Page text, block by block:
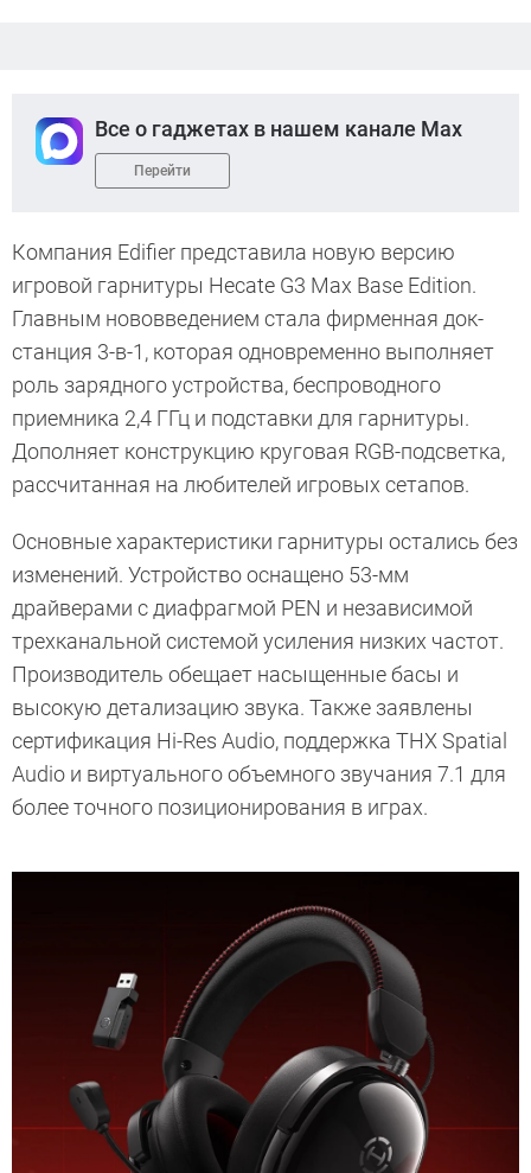
Все о гаджетах в нашем канале Max
Перейти
Компания Edifier представила новую версию
игровой гарнитуры Hecate G3 Max Base Edition.
Главным нововведением стала фирменная док-
станция 3-в-1, которая одновременно выполняет
роль зарядного устройства, беспроводного
приемника 2,4 ГГц и подставки для гарнитуры.
Дополняет конструкцию круговая RGB-подсветка,
рассчитанная на любителей игровых сетапов.
Основные характеристики гарнитуры остались без
изменений. Устройство оснащено 53-мм
драйверами с диафрагмой PEN и независимой
трехканальной системой усиления низких частот.
Производитель обещает насыщенные басы и
высокую детализацию звука. Также заявлены
сертификация Hi-Res Audio, поддержка THX Spatial
Audio и виртуального объемного звучания 7.1 для
более точного позиционирования в играх.